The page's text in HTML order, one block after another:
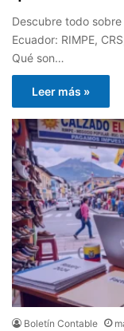
Descubre todo
Ecuador: RIMPE,
Qué son…
Leer más »
Boletín Contable